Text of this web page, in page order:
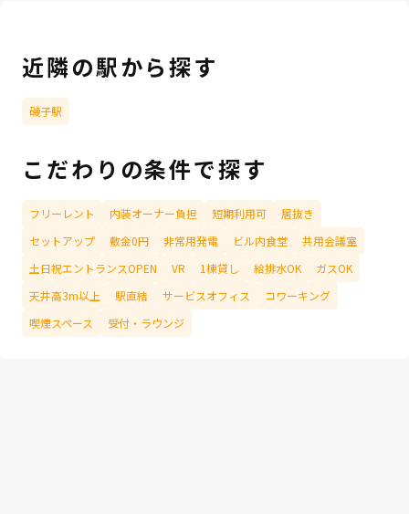
近隣の駅から探す
磯子駅
こだわりの条件で探す
フリーレント 内装オーナー負担 短期利用可
居抜き
セットアップ
敷金0円 非常用発電 ビル内食堂
共用会議室
土日祝エントランスOPEN
VR 1棟貸し 給排水OK
ガスOK
天井高3m以上
駅直結 サービスオフィス
コワーキング
喫煙スペース
受付・ラウンジ